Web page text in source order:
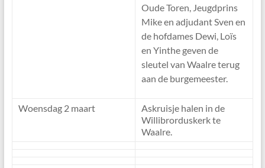
Oude Toren, Jeugdprins
Mike en adjudant Sven en
de hofdames Dewi, Loïs
en Yinthe geven de
sleutel van Waalre terug
aan de burgemeester.
Woensdag 2 maart
Askruisje halen in de
Willibrorduskerk te
Waalre.